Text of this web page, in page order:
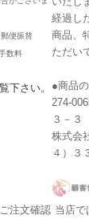
便振替
数料
下さい。
経過し
商品、
ただい
●商品
274-
３－３
株式
４）３
注文確認 当店で